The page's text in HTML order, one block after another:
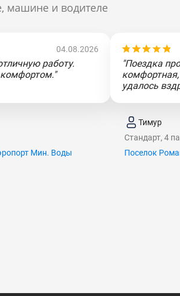
машине и водителе
04.08.2026
работу.
Мин. Воды
"Поездка
комфортная,
удалось
Тимур
Стандарт, 4
Поселок